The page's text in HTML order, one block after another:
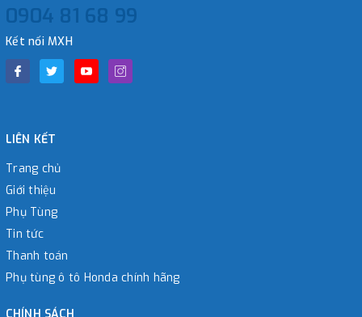
0904 81 68 99
Kết nối MXH
LIÊN KẾT
Trang chủ
Giới thiệu
Phụ Tùng
Tin tức
Thanh toán
Phụ tùng ô tô Honda chính hãng